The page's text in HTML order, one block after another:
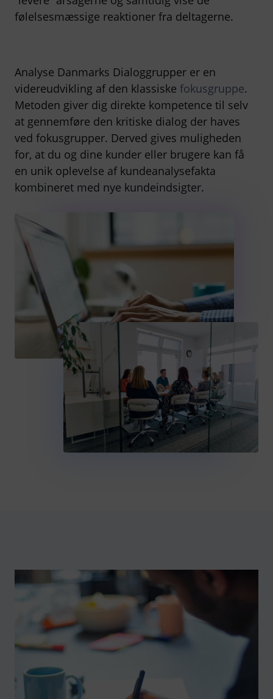
følelsesmæssige reaktioner fra deltagerne.
Analyse Danmarks Dialoggrupper er en
videreudvikling af den klassiske fokusgruppe.
Metoden giver dig direkte kompetence til selv
at gennemføre den kritiske dialog der haves
ved fokusgrupper. Derved gives muligheden
for, at du og dine kunder eller brugere kan få
en unik oplevelse af kundeanalysefakta
kombineret med nye kundeindsigter.